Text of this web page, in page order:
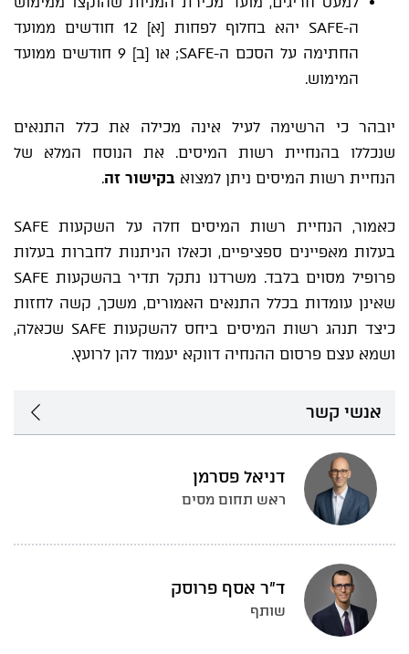
ה-SAFE יהא בחלוף לפחות [א] 12 חודשים ממועד
החתימה על הסכם ה-SAFE; או [ב] 9 חודשים ממועד
המימוש.
יובהר כי הרשימה לעיל אינה מכילה את כלל התנאים
שנכללו בהנחיית רשות המיסים. את הנוסח המלא של
הנחיית רשות המיסים ניתן למצוא בקישור זה.
כאמור, הנחיית רשות המיסים חלה על השקעות SAFE
בעלות מאפיינים ספציפיים, וכאלו הניתנות לחברות בעלות
פרופיל מסוים בלבד. משרדנו נתקל תדיר בהשקעות SAFE
שאינן עומדות בכלל התנאים האמורים, משכך, קשה לחזות
כיצד תנהג רשות המיסים ביחס להשקעות SAFE שכאלה,
ושמא עצם פרסום ההנחיה דווקא יעמוד להן לרועץ.
אנשי קשר
דניאל פסרמן
ראש תחום מסים
ד"ר אסף פרוסק
שותף